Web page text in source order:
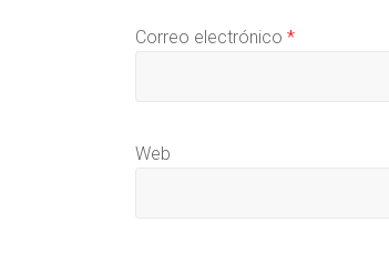
Correo electrónico *
Web